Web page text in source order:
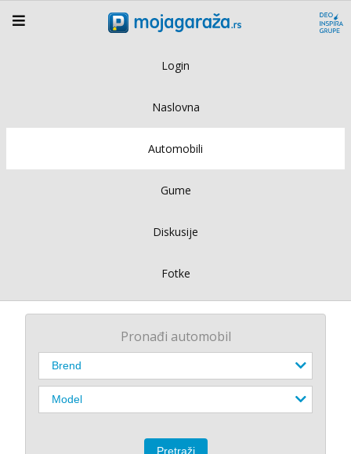
Login
Naslovna
Automobili
Gume
Diskusije
Fotke
Pronađi automobil